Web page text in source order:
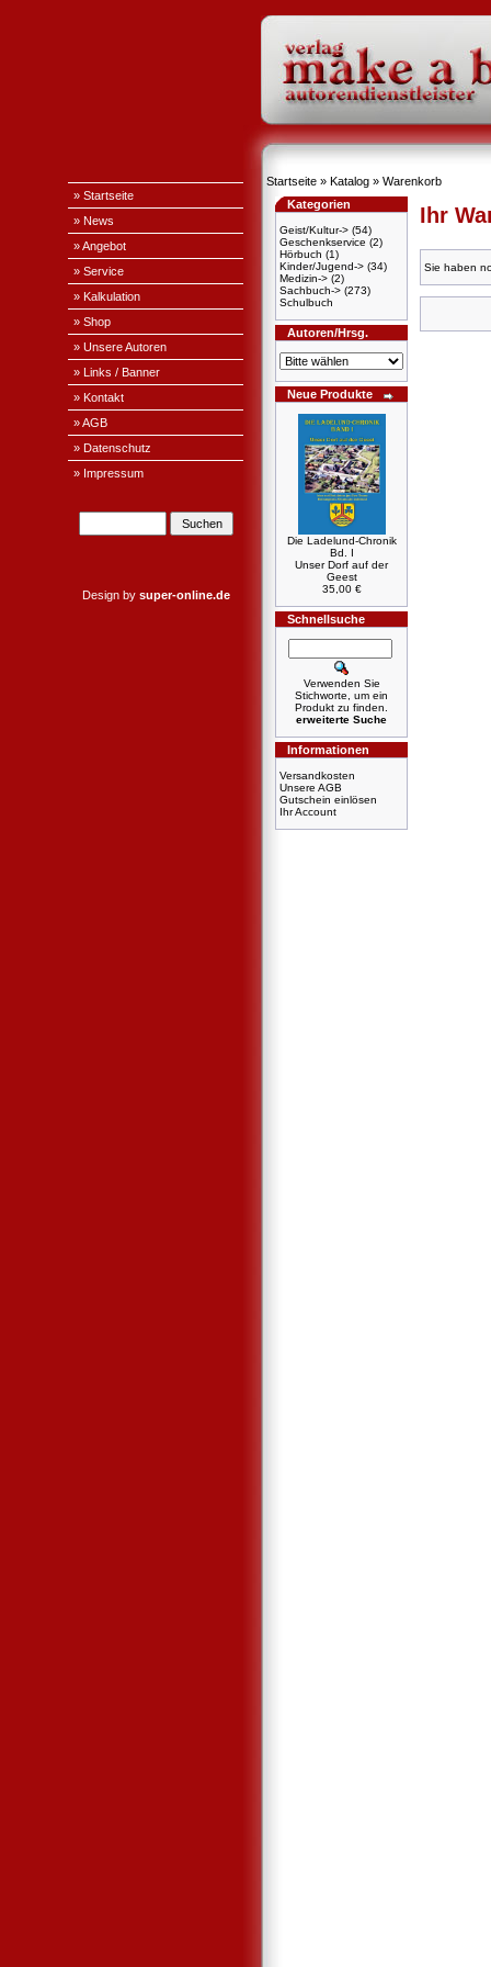
» Startseite
» News
» Angebot
» Service
» Kalkulation
» Shop
» Unsere Autoren
» Links / Banner
» Kontakt
» AGB
» Datenschutz
» Impressum
Design by super-online.de
Startseite » Katalog » Warenkorb
Kategorien
Geist/Kultur-> (54)
Geschenkservice (2)
Hörbuch (1)
Kinder/Jugend-> (34)
Medizin-> (2)
Sachbuch-> (273)
Schulbuch
Autoren/Hrsg.
Neue Produkte
Die Ladelund-Chronik
Bd. I
Unser Dorf auf der
Geest
35,00 €
Schnellsuche
Verwenden Sie
Stichworte, um ein
Produkt zu finden.
erweiterte Suche
Informationen
Versandkosten
Unsere AGB
Gutschein einlösen
Ihr Account
Ihr
Sie haben